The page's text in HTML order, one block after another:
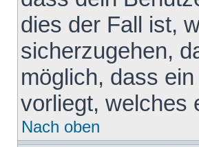
dies der Fall ist,
sicherzugehen,
möglich, dass
vorliegt, welches
Nach oben